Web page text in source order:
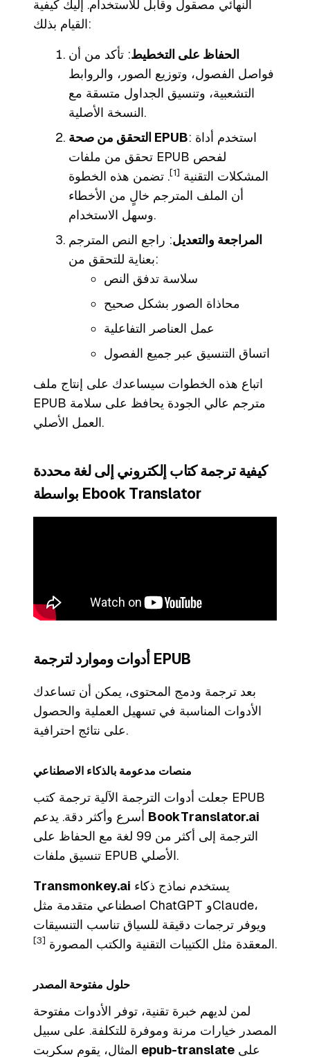
النهائي مصقول وقابل للاستخدام. إليك كيفية
القيام بذلك:
الحفاظ على التخطيط: تأكد من أن
فواصل الفصول، وتوزيع الصور، والروابط
التشعبية، وتنسيق الجداول متسقة مع
النسخة الأصلية.
التحقق من صحة EPUB: استخدم أداة
تحقق من ملفات EPUB لفحص
المشكلات التقنية [1]
. تضمن هذه الخطوة
أن الملف المترجم خالٍ من الأخطاء
وسهل الاستخدام.
المراجعة والتعديل: راجع النص المترجم
بعناية للتحقق من:
سلاسة تدفق النص
محاذاة الصور بشكل صحيح
عمل العناصر التفاعلية
اتساق التنسيق عبر جميع الفصول
اتباع هذه الخطوات سيساعدك على إنتاج ملف
EPUB مترجم عالي الجودة يحافظ على سلامة
العمل الأصلي.
كيفية ترجمة كتاب إلكتروني إلى لغة محددة
بواسطة Ebook Translator
أدوات وموارد لترجمة EPUB
بعد ترجمة ودمج المحتوى، يمكن أن تساعدك
الأدوات المناسبة في تسهيل العملية والحصول
على نتائج احترافية.
منصات مدعومة بالذكاء الاصطناعي
جعلت أدوات الترجمة الآلية ترجمة كتب EPUB
BookTranslator.ai
الترجمة إلى أكثر من 99 لغة مع الحفاظ على
تنسيق ملفات EPUB الأصلي.
Transmonkey.ai
اصطناعي متقدمة مثل ChatGPT وClaude،
ويوفر ترجمات دقيقة للسياق تناسب التنسيقات
المعقدة مثل الكتيبات التقنية والكتب المصورة [3] .
حلول مفتوحة المصدر
لمن لديهم خبرة تقنية، توفر الأدوات مفتوحة
المصدر خيارات مرنة وموفرة للتكلفة. على سبيل
epub-translate